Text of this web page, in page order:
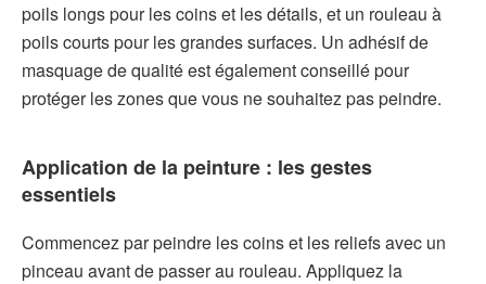
poils longs pour les coins et les détails, et un rouleau à
poils courts pour les grandes surfaces. Un adhésif de
masquage de qualité est également conseillé pour
protéger les zones que vous ne souhaitez pas peindre.
Application de la peinture : les gestes
essentiels
Commencez par peindre les coins et les reliefs avec un
pinceau avant de passer au rouleau. Appliquez la